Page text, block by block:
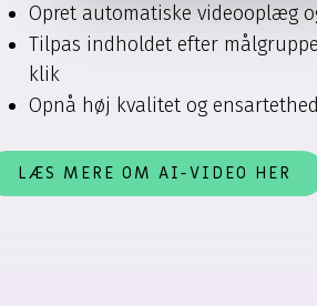
Opret automatiske videooplæg
Tilpas indholdet efter
klik
Opnå høj kvalitet og
LÆS MERE OM AI-VIDEO HER